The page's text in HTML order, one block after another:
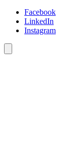
Facebook
LinkedIn
Instagram